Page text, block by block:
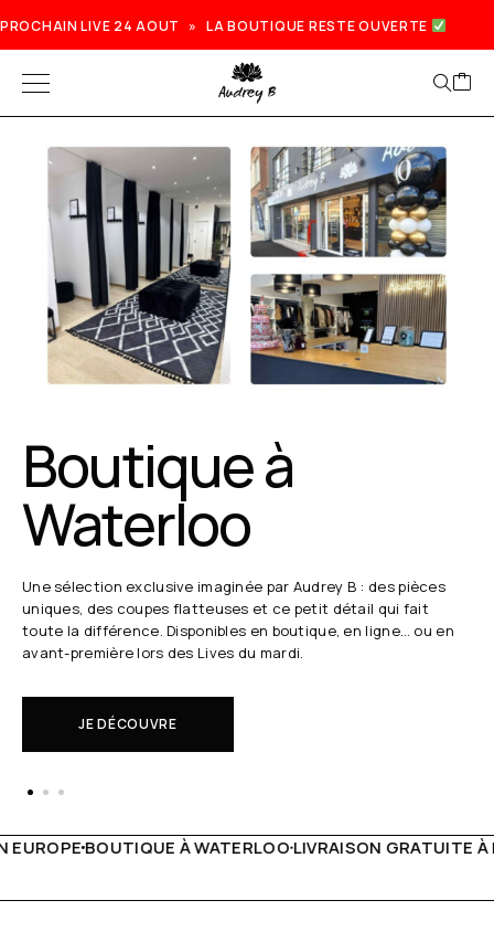
PROCHAIN LIVE 24 AOUT » LA BOUTIQUE RESTE OUVERTE
Boutique à
Waterloo
Une sélection exclusive imaginée par Audrey B : des pièces
uniques, des coupes flatteuses et ce petit détail qui fait
toute la différence. Disponibles en boutique, en ligne… ou en
avant-première lors des Lives du mardi.
JE DÉCOUVRE
LIVRAISON GRATUITE À PARTIR DE 150€LIVE